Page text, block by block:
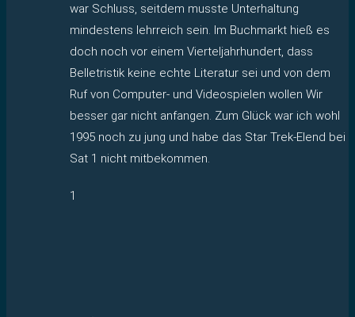
war Schluss, seitdem musste Unterhaltung
mindestens lehrreich sein. Im Buchmarkt hieß es
doch noch vor einem Vierteljahrhundert, dass
Belletristik keine echte Literatur sei und von dem
Ruf von Computer- und Videospielen wollen Wir
besser gar nicht anfangen. Zum Glück war ich wohl
1995 noch zu jung und habe das Star Trek-Elend bei
Sat 1 nicht mitbekommen.
1